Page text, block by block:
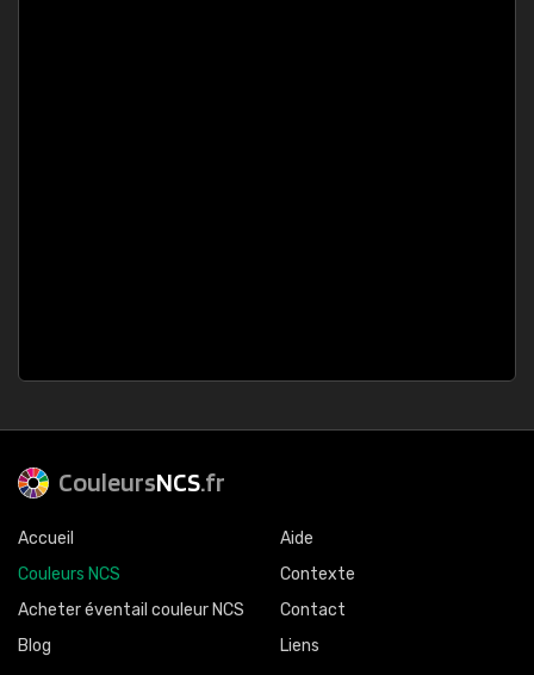
CouleursNCS.fr
Accueil
Couleurs NCS
Acheter éventail couleur NCS
Blog
Aide
Contexte
Contact
Liens